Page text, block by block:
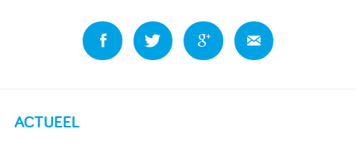
ACTUEEL
Deel Deel Deel